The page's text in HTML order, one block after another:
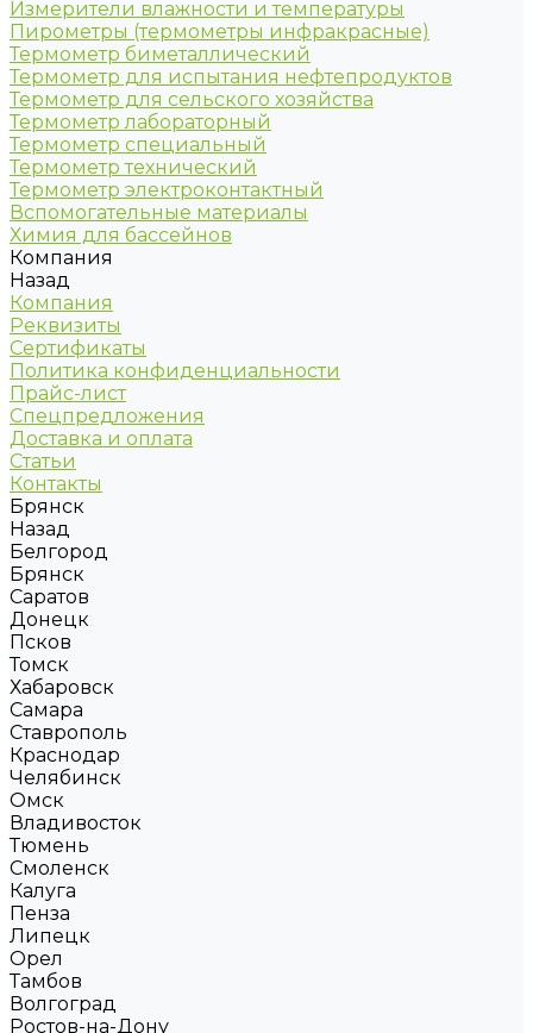
Измерители влажности и температуры
Пирометры (термометры инфракрасные)
Термометр биметаллический
Термометр для испытания нефтепродуктов
Термометр для сельского хозяйства
Термометр лабораторный
Термометр специальный
Термометр технический
Термометр электроконтактный
Вспомогательные материалы
Химия для бассейнов
Компания
Назад
Компания
Реквизиты
Сертификаты
Политика конфиденциальности
Прайс-лист
Спецпредложения
Доставка и оплата
Статьи
Контакты
Брянск
Назад
Белгород
Брянск
Саратов
Донецк
Псков
Томск
Хабаровск
Самара
Ставрополь
Краснодар
Челябинск
Омск
Владивосток
Тюмень
Смоленск
Калуга
Пенза
Липецк
Орел
Тамбов
Волгоград
Ростов-на-Дону